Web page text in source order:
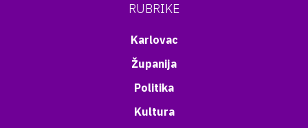
RUBRIKE
Karlovac
Županija
Politika
Kultura